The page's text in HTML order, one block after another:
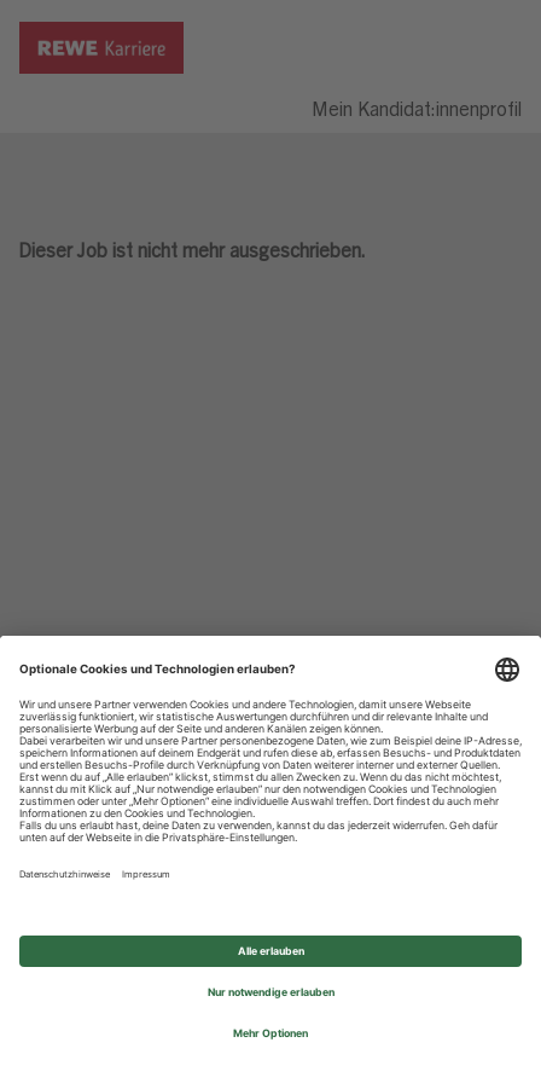
Mein Kandidat:innenprofil
Dieser Job ist nicht mehr ausgeschrieben.
Datenschutzhinweise
Impressum
Privatsphäre-Einstellungen
© 2026 REWE Group - All rights reserved